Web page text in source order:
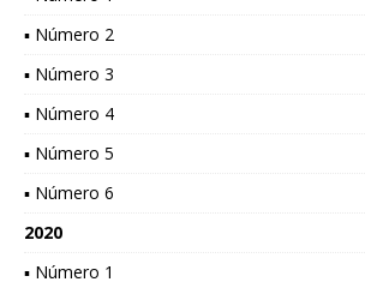
▪ Número 2
▪ Número 3
▪ Número 4
▪ Número 5
▪ Número 6
2020
▪ Número 1